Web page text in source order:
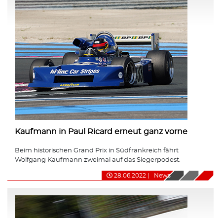
Kaufmann in Paul Ricard erneut ganz vorne
Beim historischen Grand Prix in Südfrankreich fährt
Wolfgang Kaufmann zweimal auf das Siegerpodest.
28.06.2022 News